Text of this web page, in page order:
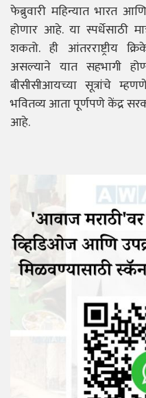
फेब्रुवारी महिन्यात भारत
होणार आहे. या स्पर्धेसाठी
शकतो. ही आंतरराष्ट्रीय
असल्याने यात सहभागी
बीसीसीआयच्या सूत्रांचे
भवितव्य आता पूर्णपणे केंद्र
आहे.